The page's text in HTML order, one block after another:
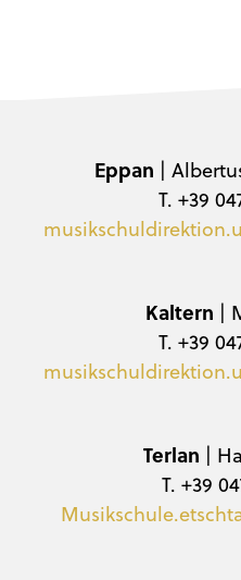
Eppan |
T. +39
Kaltern |
T. +39
Terlan |
T. +39